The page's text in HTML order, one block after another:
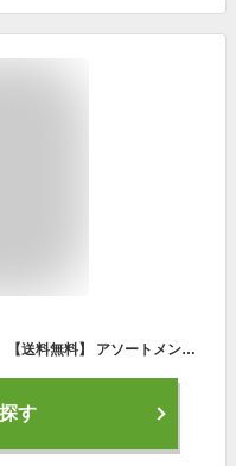
ゴディバ クッキー 詰め合わせ【あす楽】【送料無料】 アソートメント 18枚入り（包装済）GODIVA ギフト スイーツ 内祝 お返し 結婚 出産 お礼 ご挨拶 手土産 チョコレート 高級 人気 香典返し お祝 個包装 お供え お見舞 帰省 母の日 入学内祝 卒業
す